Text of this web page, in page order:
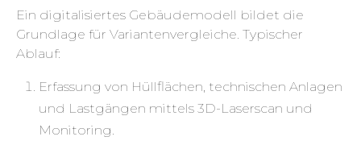
Ein digitalisiertes Gebäudemodell bildet die
Grundlage für Variantenvergleiche. Typischer
Ablauf:
Erfassung von Hüllflächen, technischen Anlagen
und Lastgängen mittels 3D-Laserscan und
Monitoring.